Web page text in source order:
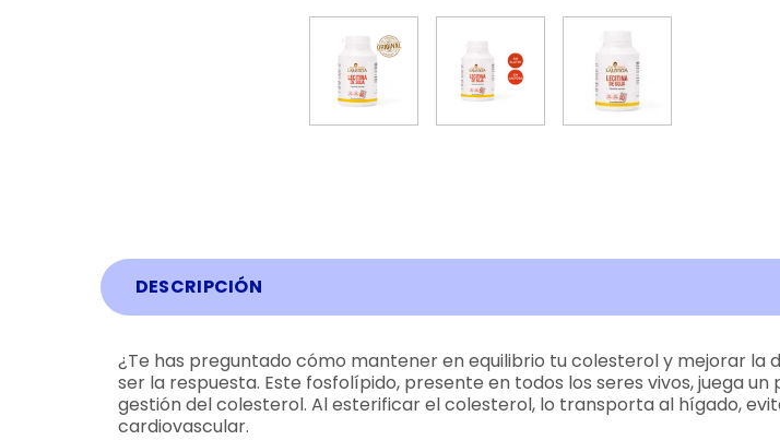
DESCRIPCIÓN
¿Te has preguntado cómo mantener en equilibrio tu colesterol y mejorar la
ser la respuesta. Este fosfolípido, presente en todos los seres vivos, juega
gestión del colesterol. Al esterificar el colesterol, lo transporta al hígado,
cardiovascular.